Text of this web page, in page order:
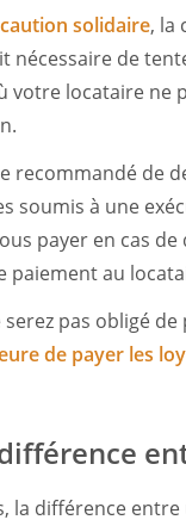
caution solidaire, la
nécessaire de
locataire ne
recommandé de
soumis à une
payer en cas
paiement au
pas obligé
de payer les
la différence entre